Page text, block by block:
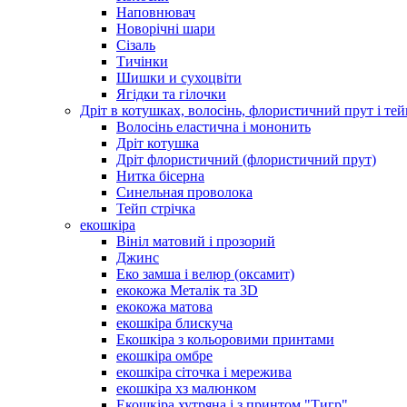
Наповнювач
Новорічні шари
Сізаль
Тичінки
Шишки и сухоцвіти
Ягідки та гілочки
Дріт в котушках, волосінь, флористичний прут і
Волосінь еластична і мононить
Дріт котушка
Дріт флористичний (флористичний прут)
Нитка бісерна
Синельная проволока
Тейп стрічка
екошкіра
Вініл матовий і прозорий
Джинс
Еко замша і велюр (оксамит)
екокожа Металік та 3D
екокожа матова
екошкіра блискуча
Екошкіра з кольоровими принтами
екошкіра омбре
екошкіра сіточка і мережива
екошкіра хз малюнком